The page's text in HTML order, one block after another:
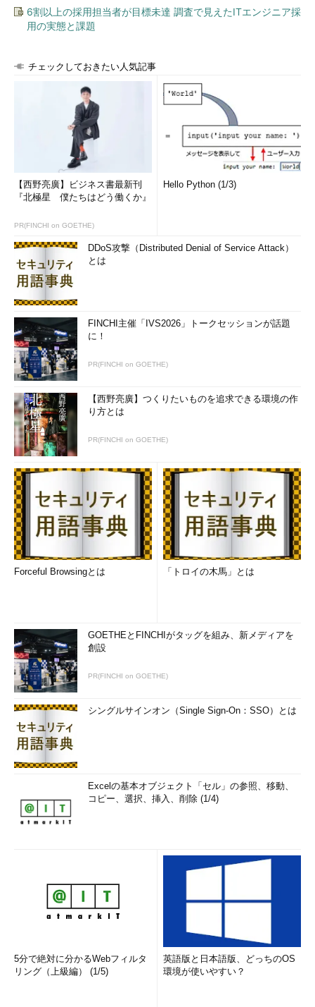
6割以上の採用担当者が目標未達 調査で見えたITエンジニア採
用の実態と課題
チェックしておきたい人気記事
【西野亮廣】ビジネス書最新刊
『北極星 僕たちはどう働くか』
PR(FINCHI on GOETHE)
Hello Python (1/3)
DDoS攻撃（Distributed Denial of Service Attack）
とは
FINCHI主催「IVS2026」トークセッションが話題
に！
PR(FINCHI on GOETHE)
【西野亮廣】つくりたいものを追求できる環境の作
り方とは
PR(FINCHI on GOETHE)
Forceful Browsingとは 「トロイの木馬」とは
GOETHEとFINCHIがタッグを組み、新メディアを
創設
PR(FINCHI on GOETHE)
シングルサインオン（Single Sign-On：SSO）とは
Excelの基本オブジェクト「セル」の参照、移動、
コピー、選択、挿入、削除 (1/4)
5分で絶対に分かるWebフィルタ
リング（上級編） (1/5)
英語版と日本語版、どっちのOS
環境が使いやすい？